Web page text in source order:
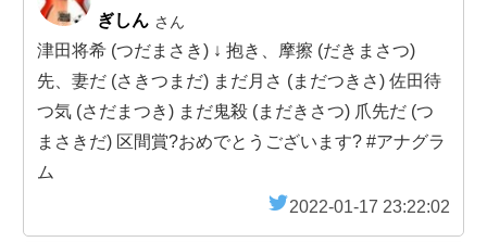
ぎしん さん
津田将希 (つだまさき) ↓ 抱き、摩擦 (だきまさつ)
先、妻だ (さきつまだ) まだ月さ (まだつきさ) 佐田待
つ気 (さだまつき) まだ鬼殺 (まだきさつ) 爪先だ (つ
まさきだ) 区間賞?おめでとうございます? #アナグラ
ム
2022-01-17 23:22:02